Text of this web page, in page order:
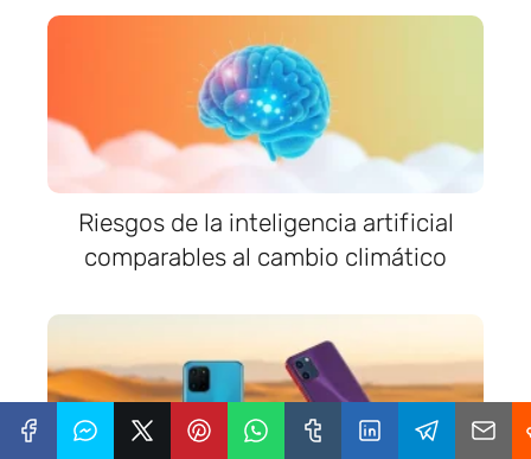
Riesgos de la inteligencia artificial
comparables al cambio climático